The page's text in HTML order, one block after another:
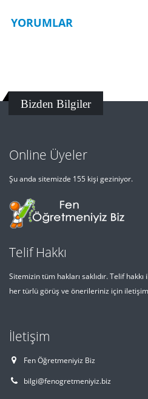
YORUMLAR
Bizden Bilgiler
Online Üyeler
Şu anda sitemizde 155 kişi geziniyor.
Telif Hakkı
Sitemizin tüm hakları saklıdır. Telif
her türlü görüş ve önerileriniz için
İletişim
Fen Öğretmeniyiz Biz
bilgi@fenogretmeniyiz.biz